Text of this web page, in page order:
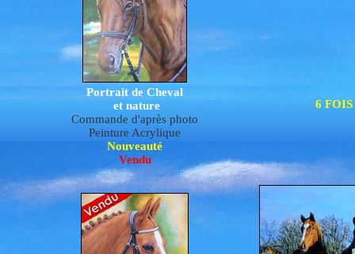
Portrait de Cheval
et nature
Commande d'après photo
Peinture Acrylique
Nouveauté
Vendu
6